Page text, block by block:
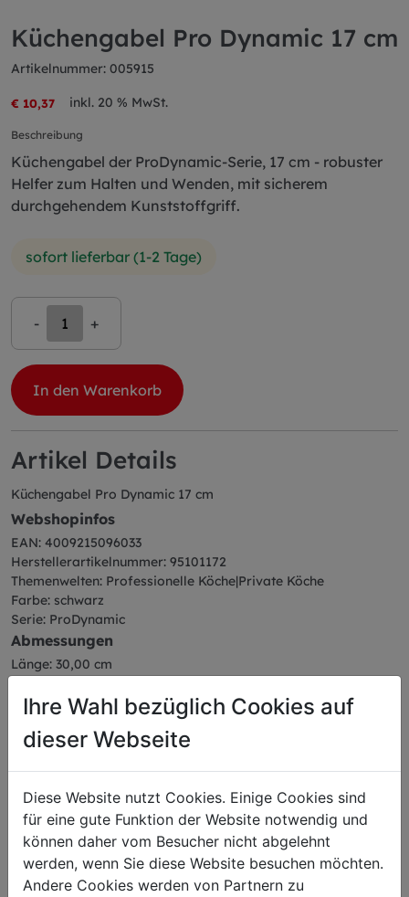
Küchengabel Pro Dynamic 17 cm
Artikelnummer: 005915
€ 10,37 inkl. 20 % MwSt.
Beschreibung
Küchengabel der ProDynamic-Serie, 17 cm - robuster
Helfer zum Halten und Wenden, mit sicherem
durchgehendem Kunststoffgriff.
sofort lieferbar (1-2 Tage)
- +
In den Warenkorb
Artikel Details
Küchengabel Pro Dynamic 17 cm
Webshopinfos
EAN: 4009215096033
Herstellerartikelnummer: 95101172
Themenwelten: Professionelle Köche|Private Köche
Farbe: schwarz
Serie: ProDynamic
Abmessungen
Länge: 30,00 cm
Höhe: 1,82 cm
Das könnte Sie auch
interessieren
Ihre Wahl bezüglich Cookies auf
dieser Webseite
Diese Website nutzt Cookies. Einige Cookies sind
für eine gute Funktion der Website notwendig und
können daher vom Besucher nicht abgelehnt
werden, wenn Sie diese Website besuchen möchten.
Andere Cookies werden von Partnern zu